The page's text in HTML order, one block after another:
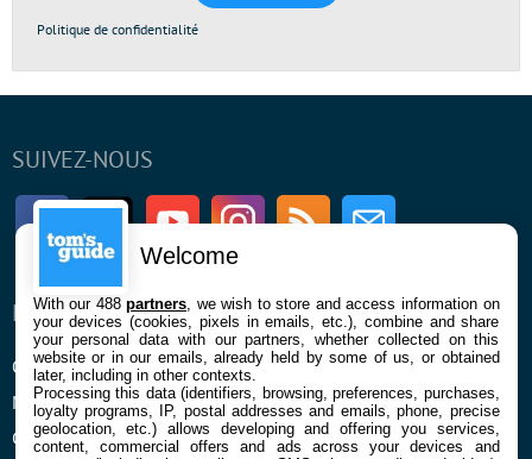
Politique de confidentialité
SUIVEZ-NOUS
FacebookTwitter Youtube InstagramRSS Newsletter
ENTREPRISE
Qui sommes nous
Mentions légales et CGU
Confidentialité et Cookies
À PROPOS
La rédaction
Contact
Welcome
With our 488partners , we wish to store and access information on
your devices (cookies, pixels in emails, etc.), combine and share
your personal data with our partners, whether collected on this
website or in our emails, already held by some of us, or obtained
later, including in other contexts.
Processing this data (identifiers, browsing, preferences, purchases,
loyalty programs, IP, postal addresses and emails, phone, precise
geolocation, etc.) allows developing and offering you services,
content, commercial offers and ads across your devices and